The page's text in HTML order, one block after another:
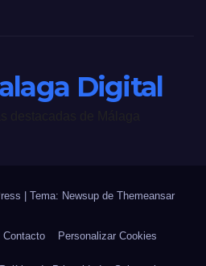
Digital
Tema: Newsup de Themeansar
Contacto Personalizar Cookies